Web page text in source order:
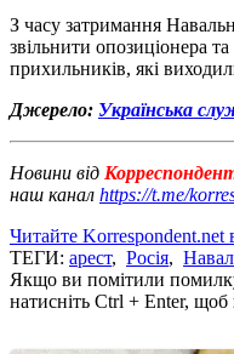
З часу затримання
звільнити опозиціонера
прихильників, які
Джерело: Українська
Новини від
наш канал https://t.me/
Читайте Korrespondent.net
ТЕГИ: арест, Росія,
Якщо ви помітили
натисніть Ctrl + Enter,